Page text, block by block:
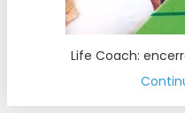
Life Coach: